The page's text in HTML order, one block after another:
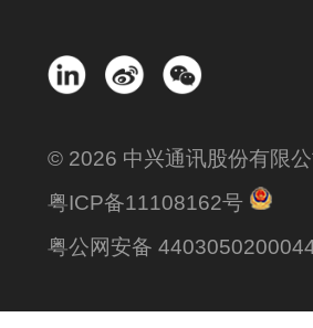
© 2026 中兴通讯股份有限
粤ICP备11108162号
粤公网安备